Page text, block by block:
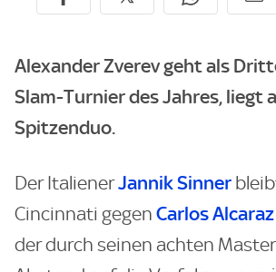
Alexander Zverev geht als
Slam-Turnier des Jahres,
Spitzenduo.
Der ItalienerJannik Sinner
Cincinnati gegen Carlos Alcaraz
der durch seinen achten